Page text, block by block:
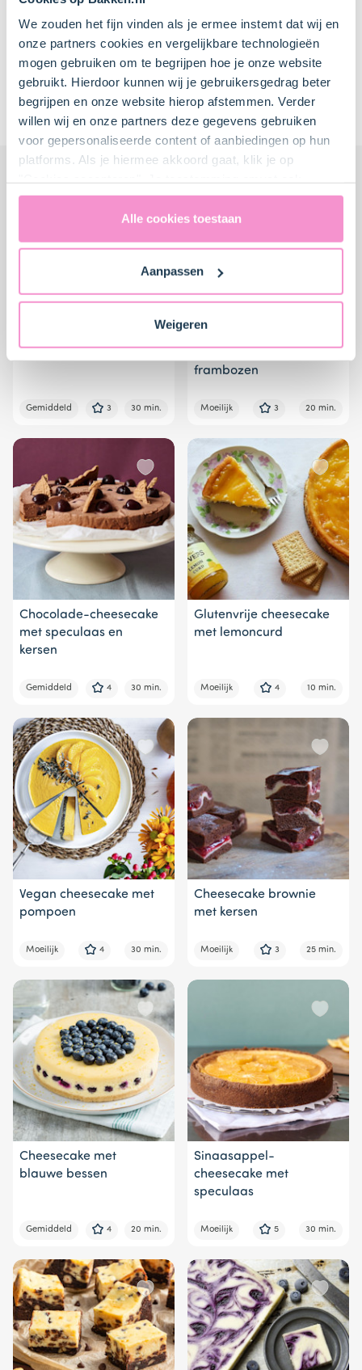
We zouden het fijn vinden als je ermee instemt dat wij en
onze partners cookies en vergelijkbare technologieën
mogen gebruiken om te begrijpen hoe je onze website
gebruikt. Hierdoor kunnen wij je gebruikersgedrag beter
begrijpen en onze website hierop afstemmen. Verder
willen wij en onze partners deze gegevens gebruiken
voor gepersonaliseerde content of aanbiedingen op hun
platforms. Als je hiermee akkoord gaat, klik je op
uitdrukkelijk een eventuele gegevensoverdracht naar de
Verenigde Staten in de zin van artikel 49 AVG. Raadpleeg
ons
naar technology providers en partners in de Verenigde
Staten. Je kunt op elk moment van gedachten
Alle cookies toestaan
Aanpassen
Weigeren
Beequip's Rotterdams Havenwater
Cheesecake
Item
Meer thuisbakkers recepten
Gemiddeld 3 30 min.
chocolade en
frambozen
Moeilijk 3 20 min.
Chocolade-cheesecake
met speculaas en
kersen
Gemiddeld 4 30 min.
Glutenvrije cheesecake
met lemoncurd
Moeilijk 4 10 min.
Vegan cheesecake met
pompoen
Moeilijk 4 30 min.
Cheesecake brownie
met kersen
Moeilijk 3 25 min.
Cheesecake met
blauwe bessen
Gemiddeld 4 20 min.
Sinaasappel-
cheesecake met
speculaas
Moeilijk 5 30 min.